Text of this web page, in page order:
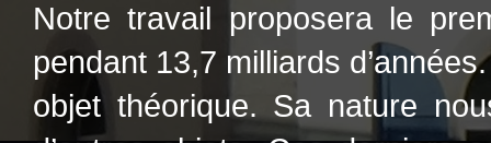
Notre travail proposera le
pendant 13,7 milliards
objet théorique. Sa nature